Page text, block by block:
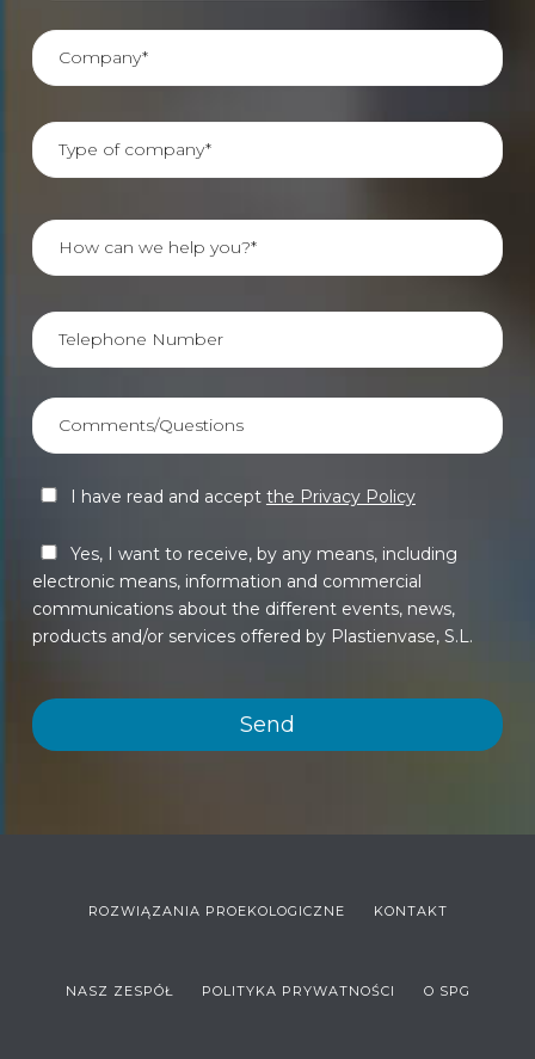
I have read and accept the Privacy Policy
Yes, I want to receive, by any means, including
electronic means, information and commercial
communications about the different events, news,
products and/or services offered by Plastienvase, S.L.
ROZWIĄZANIA PROEKOLOGICZNE KONTAKT
NASZ ZESPÓŁ POLITYKA PRYWATNOŚCI O SPG